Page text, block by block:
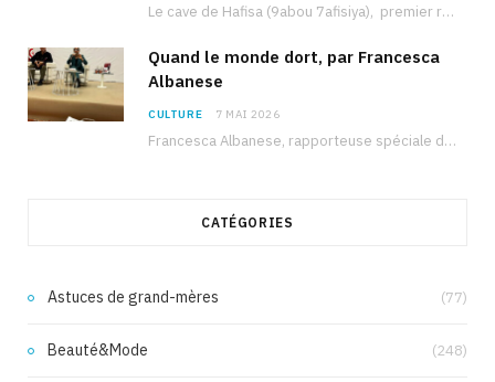
Le cave de Hafisa (9abou 7afisiya), premier roman du journaliste tunisien Mohamed Amine Ben Hlel,…
Quand le monde dort, par Francesca
Albanese
CULTURE 7 MAI 2026
Francesca Albanese, rapporteuse spéciale de l’ONU sur les territoires palestiniens occupés, était à Tunis pour…
CATÉGORIES
Astuces de grand-mères (77)
Beauté&Mode (248)